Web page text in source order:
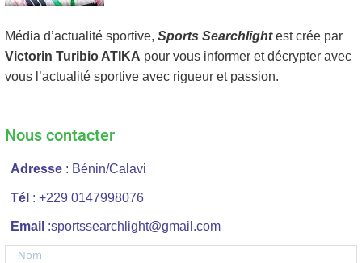
Média d’actualité sportive, Sports Searchlightest crée par
Victorin Turibio ATIKA pour vous informer et décrypter avec
vous l’actualité sportive avec rigueur et passion.
Nous contacter
Adresse : Bénin/Calavi
Tél : +229 0147998076
Email :sportssearchlight@gmail.com
Nom